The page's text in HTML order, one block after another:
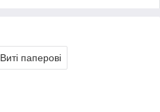
Виті паперові